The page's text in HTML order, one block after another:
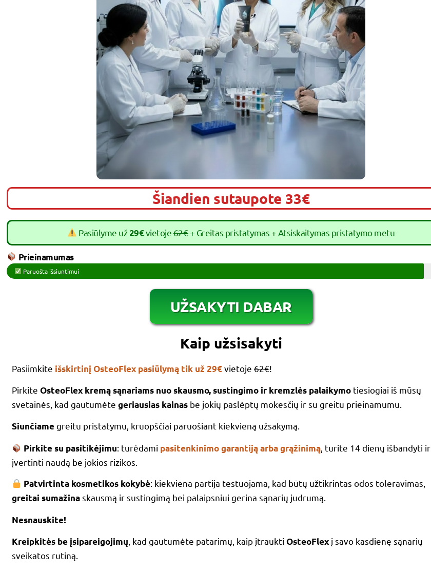
Šiandien sutaupote 33€
Pasiūlyme už29€vietoje62€+ Greitas pristatymas + Atsiskaitymas pristatymo metu
Prieinamumas
Paruošta išsiuntimui
UŽSAKYTI DABAR
Kaip užsisakyti
Pasiimkite išskirtinį OsteoFlex pasiūlymą tik už 29€vietoje 62€!
Pirkite OsteoFlex kremą sąnariams nuo skausmo, sustingimo ir kremzlės palaikymo tiesiogiai iš mūsų
svetainės, kad gautumėte geriausias kainas be jokių paslėptų mokesčių ir su greitu prieinamumu.
Siunčiamegreitu pristatymu, kruopščiai paruošiant kiekvieną užsakymą.
Pirkite su pasitikėjimu: turėdami pasitenkinimo garantiją arba grąžinimą , turite 14 dienų išbandyti ir
įvertinti naudą be jokios rizikos.
Patvirtinta kosmetikos kokybė: kiekviena partija testuojama, kad būtų užtikrintas odos toleravimas,
greitai sumažinaskausmą ir sustingimą bei palaipsniui gerina sąnarių judrumą.
Nesnauskite!
Kreipkitės be įsipareigojimų , kad gautumėte patarimų, kaip įtraukti OsteoFlex į savo kasdienę sąnarių
sveikatos rutiną.